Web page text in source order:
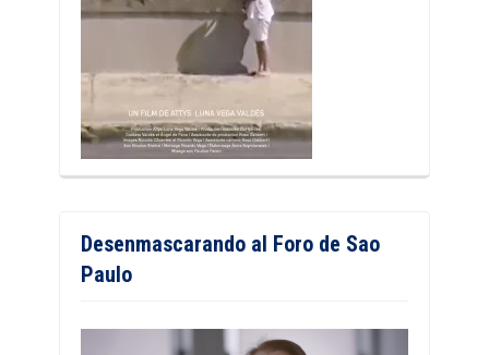
Desenmascarando al Foro de Sao
Paulo